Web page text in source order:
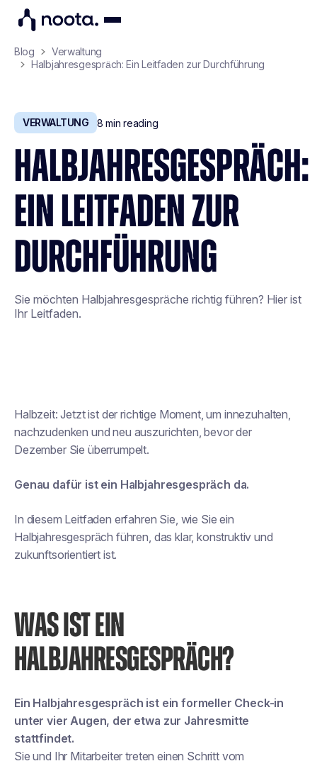
Blog
Verwaltung
Halbjahresgespräch: Ein Leitfaden zur Durchführung
VERWALTUNG 8 min reading
HALBJAHRESGESPRÄCH:
EIN LEITFADEN ZUR
DURCHFÜHRUNG
Sie möchten Halbjahresgespräche richtig führen? Hier ist
Ihr Leitfaden.
Halbzeit: Jetzt ist der richtige Moment, um innezuhalten,
nachzudenken und neu auszurichten, bevor der
Dezember Sie überrumpelt.
Genau dafür ist ein Halbjahresgespräch da.
In diesem Leitfaden erfahren Sie, wie Sie ein
Halbjahresgespräch führen, das klar, konstruktiv und
zukunftsorientiert ist.
WAS IST EIN
HALBJAHRESGESPRÄCH?
Ein Halbjahresgespräch ist ein formeller Check-in
unter vier Augen, der etwa zur Jahresmitte
stattfindet.
Sie und Ihr Mitarbeiter treten einen Schritt vom